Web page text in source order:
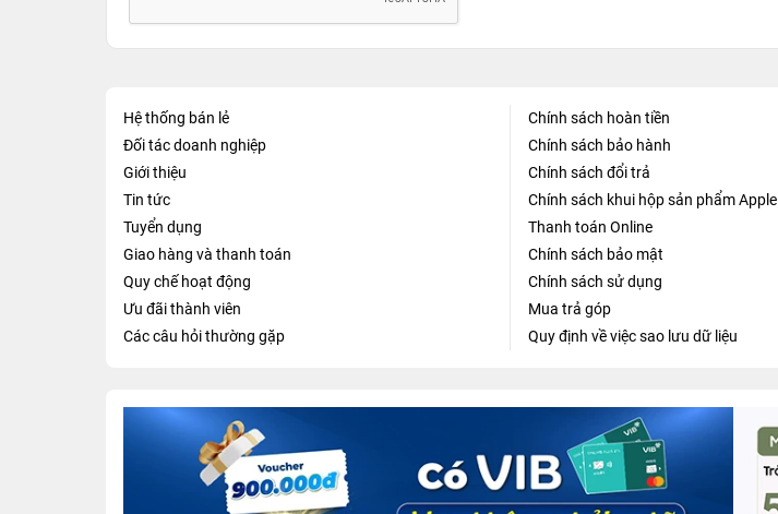
Hệ thống bán lẻ
Đối tác doanh nghiệp
Giới thiệu
Tin tức
Tuyển dụng
Giao hàng và thanh toán
Quy chế hoạt động
Ưu đãi thành viên
Các câu hỏi thường gặp
Chính sách hoàn tiền
Chính sách bảo hành
Chính sách đổi trả
Chính sách khui hộp sản phẩm Apple
Thanh toán Online
Chính sách bảo mật
Chính sách sử dụng
Mua trả góp
Quy định về việc sao lưu dữ liệu